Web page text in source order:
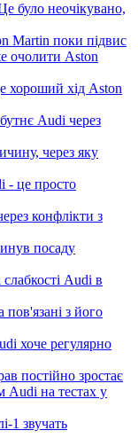
було неочікувано,
Martin поки підвис
очолити Aston
хороший хід Aston
Audi через
через яку
- це просто
конфлікти з
посаду
Audi в
пов'язані з його
хоче регулярно
постійно зростає
Audi на тестах у
1 звучать